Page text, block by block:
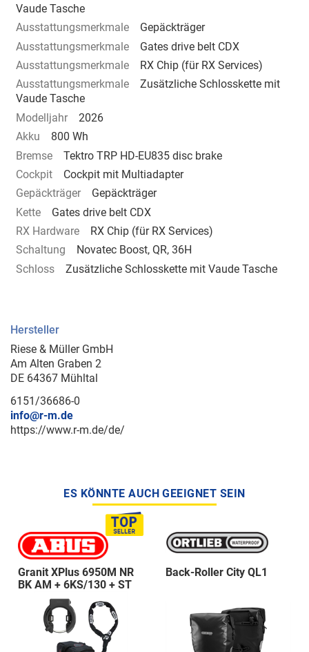
Vaude Tasche
Ausstattungsmerkmale
Gepäckträger
Ausstattungsmerkmale
Gates drive belt CDX
Ausstattungsmerkmale
RX Chip (für RX Services)
Ausstattungsmerkmale
Zusätzliche Schlosskette mit
Vaude Tasche
Modelljahr
2026
Akku
800 Wh
Bremse
Tektro TRP HD-EU835 disc brake
Cockpit
Cockpit mit Multiadapter
Gepäckträger
Gepäckträger
Kette
Gates drive belt CDX
RX Hardware
RX Chip (für RX Services)
Schaltung
Novatec Boost, QR, 36H
Schloss
Zusätzliche Schlosskette mit Vaude Tasche
Hersteller
Riese & Müller GmbH
Am Alten Graben 2
DE 64367 Mühltal
6151/36686-0
info@r-m.de
https://www.r-m.de/de/
ES KÖNNTE AUCH GEEIGNET SEIN
Granit XPlus 6950M NR
BK AM + 6KS/130 + ST
Back-Roller City QL1